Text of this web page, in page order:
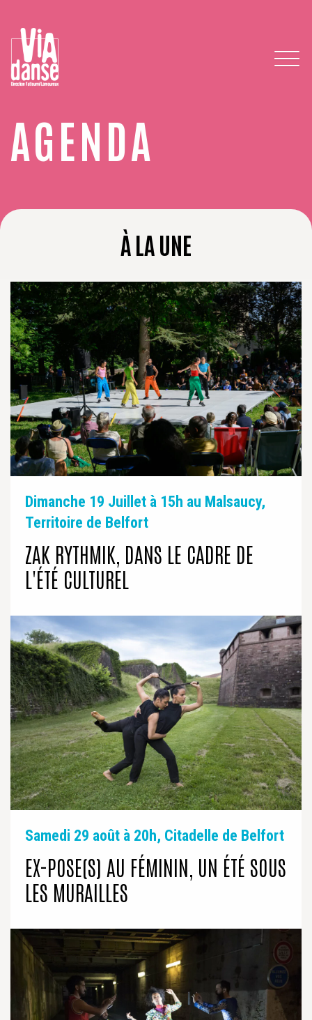
AGENDA
À LA UNE
Dimanche 19 Juillet à 15h au Malsaucy,
Territoire de Belfort
ZAK RYTHMIK, DANS LE CADRE DE
L'ÉTÉ CULTUREL
Samedi 29 août à 20h, Citadelle de Belfort
EX-POSE(S) AU FÉMININ, UN ÉTÉ SOUS
LES MURAILLES